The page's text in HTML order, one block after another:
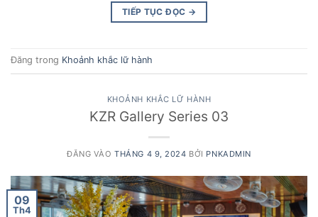
TIẾP TỤC ĐỌC →
Đăng trong Khoảnh khắc lữ hành
KHOẢNH KHẮC LỮ HÀNH
KZR Gallery Series 03
ĐĂNG VÀOTHÁNG 4 9, 2024 BỞI PNKADMIN
09
Th4